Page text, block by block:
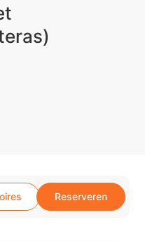
Reserveren